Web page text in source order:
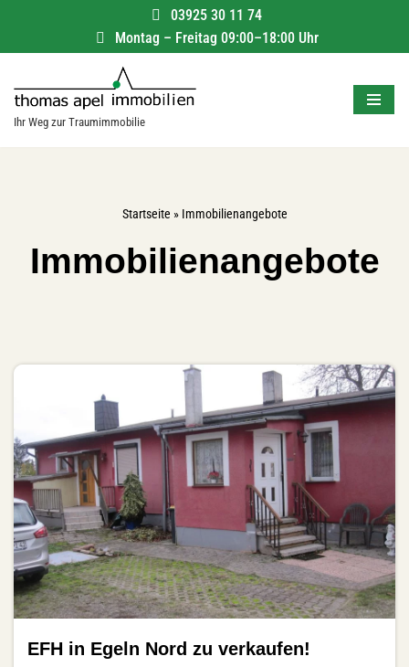
Zum
springen
03925 30 11 74
Montag – Freitag 09:00–18:00 Uhr
Ihr Weg zur Traumimmobilie
Startseite » Immobilienangebote
Immobilienangebote
EFH in Egeln Nord zu verkaufen!